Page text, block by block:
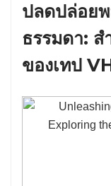
ปลดปล่อยพ
ธรรมดา: สํ
ของเทป